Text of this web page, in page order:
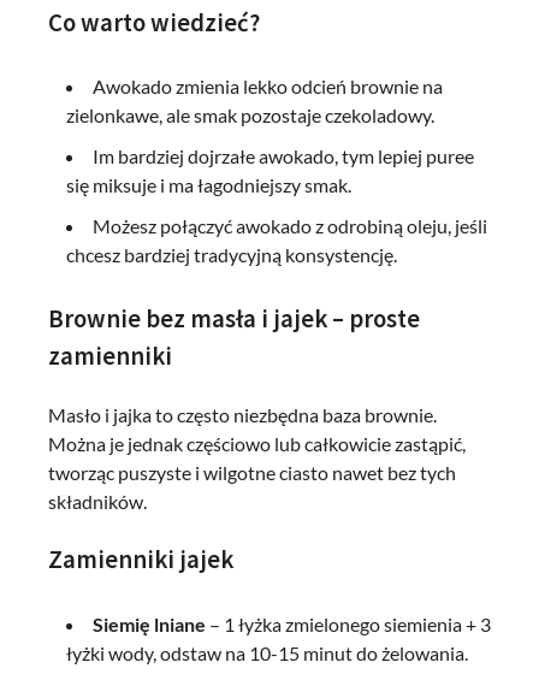
Co warto wiedzieć?
Awokado zmienia lekko odcień brownie na
zielonkawe, ale smak pozostaje czekoladowy.
Im bardziej dojrzałe awokado, tym lepiej puree
się miksuje i ma łagodniejszy smak.
Możesz połączyć awokado z odrobiną oleju, jeśli
chcesz bardziej tradycyjną konsystencję.
Brownie bez masła i jajek – proste
zamienniki
Masło i jajka to często niezbędna baza brownie.
Można je jednak częściowo lub całkowicie zastąpić,
tworząc puszyste i wilgotne ciasto nawet bez tych
składników.
Zamienniki jajek
Siemię lniane – 1 łyżka zmielonego siemienia + 3
łyżki wody, odstaw na 10-15 minut do żelowania.